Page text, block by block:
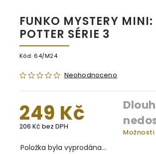
FUNKO MYSTERY
POTTER SÉRIE 3
Kód: 64/M24
Neohodnoceno
249 Kč
206 Kč bez DPH
Položka byla vyprodána…